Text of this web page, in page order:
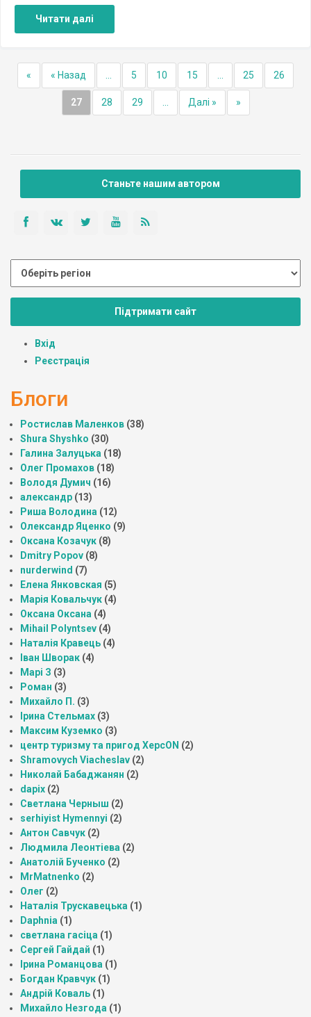
Читати далі
« « Назад 5 10 15 25 26
27 28 29 Далі » »
Станьте нашим автором
Підтримати сайт
Вхід
Реєстрація
Блоги
Ростислав Маленков (38)
Shura Shyshko (30)
Галина Залуцька (18)
Олег Промахов (18)
Володя Думич (16)
александр (13)
Риша Володина (12)
Олександр Яценко (9)
Оксана Козачук (8)
Dmitry Popov (8)
nurderwind (7)
Елена Янковская (5)
Марія Ковальчук (4)
Оксана Оксана (4)
Mihail Polyntsev (4)
Наталія Кравець (4)
Іван Шворак (4)
Марі З (3)
Роман (3)
Михайло П. (3)
Ірина Стельмах (3)
Максим Куземко (3)
центр туризму та пригод ХерсON (2)
Shramovych Viacheslav (2)
Николай Бабаджанян (2)
dapix (2)
Светлана Черныш (2)
serhiyist Hymennyi (2)
Антон Савчук (2)
Людмила Леонтіева (2)
Анатолій Бученко (2)
MrMatnenko (2)
Олег (2)
Наталія Трускавецька (1)
Daphnia (1)
светлана гасіца (1)
Сергей Гайдай (1)
Ірина Романцова (1)
Богдан Кравчук (1)
Андрій Коваль (1)
Михайло Незгода (1)